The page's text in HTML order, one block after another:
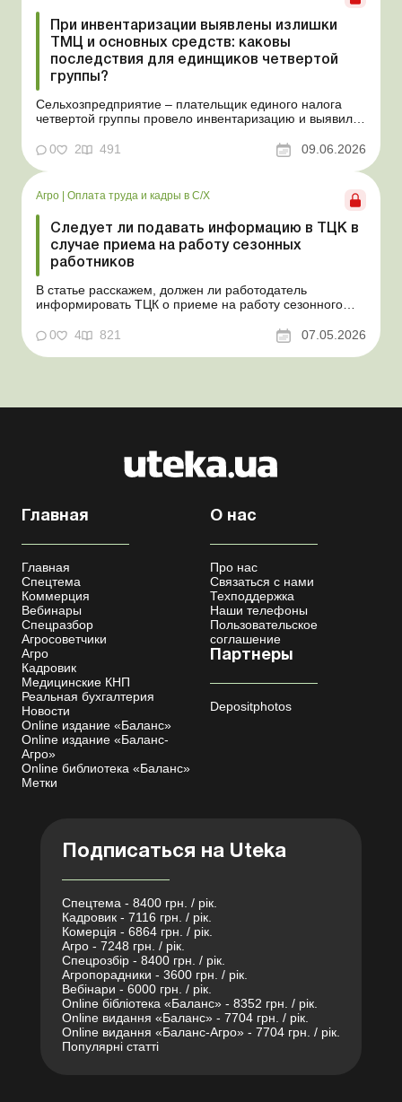
При инвентаризации выявлены излишки
ТМЦ и основных средств: каковы
последствия для единщиков четвертой
группы?
Сельхозпредприятие – плательщик единого налога
четвертой группы провело инвентаризацию и выявило
продукции собственного производства, а также
основных средств (далее – ОС). Как повлияют такие
излишки при их оприходовании на долю
сельхозтовар...
0 2 491 09.06.2026
Агро | Оплата труда и кадры в С/Х
Следует ли подавать информацию в ТЦК в
случае приема на работу сезонных
работников
В статье расскажем, должен ли работодатель
информировать ТЦК о приеме на работу сезонного
агропредприятия принимают работников на сезонные
работы. Из-за значительных штрафных санкций за
нарушение порядка ведения воинского учета у
0 4 821 07.05.2026
Главная
Главная
Спецтема
Коммерция
Вебинары
Спецразбор
Агросоветчики
Агро
Кадровик
Медицинские КНП
Реальная бухгалтерия
Новости
Online издание «Баланс»
Online издание «Баланс-
Агро»
Online библиотека «Баланс»
Метки
О нас
Про нас
Связаться с нами
Техподдержка
Наши телефоны
Пользовательское
соглашение
Партнеры
Depositphotos
Подписаться на Uteka
Спецтема - 8400 грн. / рік.
Кадровик - 7116 грн. / рік.
Комерція - 6864 грн. / рік.
Агро - 7248 грн. / рік.
Спецрозбір - 8400 грн. / рік.
Агропорадники - 3600 грн. / рік.
Вебінари - 6000 грн. / рік.
Online бібліотека «Баланс» - 8352 грн. / рік.
Online видання «Баланс» - 7704 грн. / рік.
Online видання «Баланс-Агро» - 7704 грн. / рік.
Популярні статті